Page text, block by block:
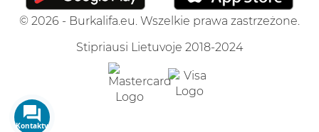
© 2026 - Burkalifa.eu. Wszelkie prawa zastrzeżone.
Stipriausi Lietuvoje 2018-2024
Kontakty